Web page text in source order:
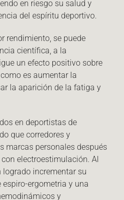
en riesgo su salud y
del espíritu deportivo.
rendimiento, se puede
científica, a la
un efecto positivo sobre
es aumentar la
la aparición de la fatiga y
en deportistas de
que corredores y
marcas personales después
electroestimulación. Al
incrementar su
ergometria y una
y